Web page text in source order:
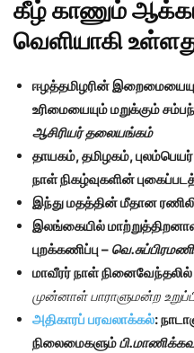
கீழ் காணும்
வெளியாகி
ஈழத்தமிழரின்
உரிமையையும் மறுக்கும்
ஆசிரியர் தலையங்கம்
தாயகம், தமிழகம்,
நாள் நிகழ்வுகளின்
இந்து மதத்தின் மீதான
இலங்கையில்
புறக்கணிப்பு –
மாவீரர் நாள்
முன்னாள் பாராளுமன்ற
அதிகாரப் பரவலாக்கல்:
நிலைமைகளும்